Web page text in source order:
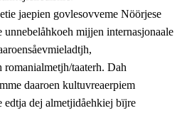
jaepien govlesovveme Nöörjese
unnebelåhkoeh mijjen internasjonaale
taaterh. Dah
daaroen kultuvreaerpiem
edtja dej almetjidåehkiej bïjre